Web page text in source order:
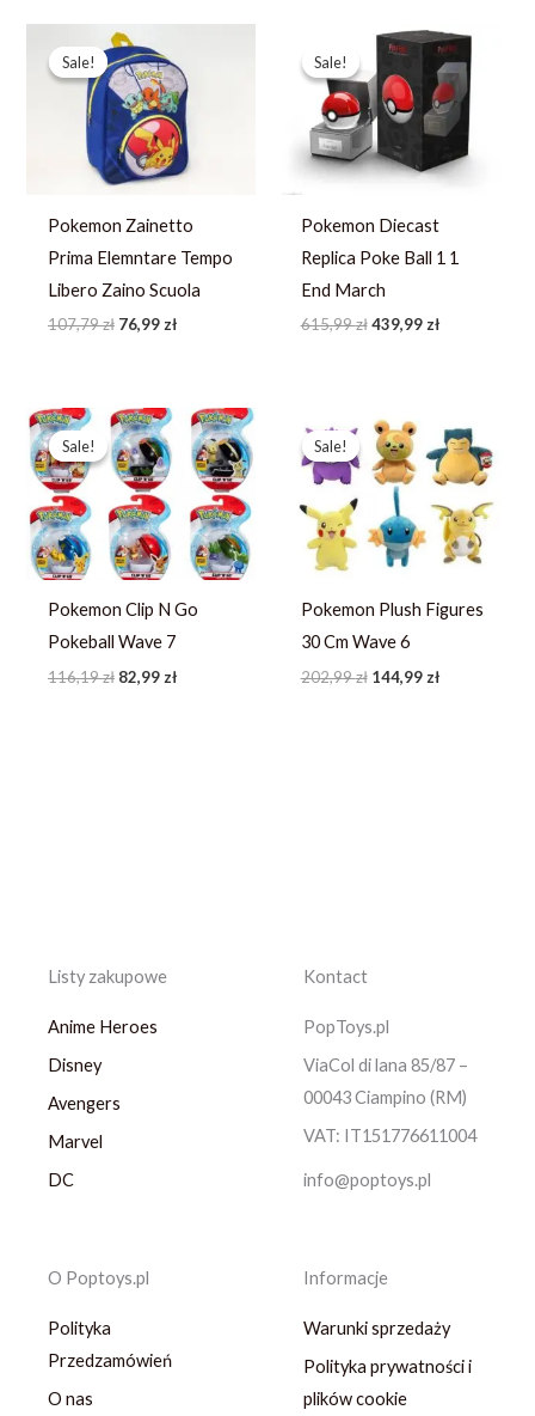
Sale!
Sale!
Pokemon Zainetto
Prima Elemntare Tempo
Libero Zaino Scuola
107,79zł
Pierwotna
cena
wynosiła:
107,79 zł.
76,99zł
wynosi:
76,99 zł.
Sale!
Sale!
Pokemon Diecast
Replica Poke Ball 1 1
End March
615,99zł
Pierwotna
cena
wynosiła:
615,99 zł.
439,99zł
Aktualna
cena
wynosi:
439,99 zł.
Sale!
Sale!
Pokemon Clip N Go
Pokeball Wave 7
116,19zł
Pierwotna
cena
wynosiła:
116,19 zł.
82,99 zł
Aktualna
cena
wynosi:
82,99 zł.
Sale!
Sale!
Pokemon Plush Figures
30 Cm Wave 6
202,99zł
Pierwotna
cena
wynosiła:
202,99 zł.
144,99 zł
cena
wynosi:
144,99 zł.
Listy zakupowe
Anime Heroes
Disney
Avengers
Marvel
DC
Kontact
PopToys.pl
ViaCol di lana 85/87 –
00043 Ciampino (RM)
VAT: IT151776611004
info@poptoys.pl
O Poptoys.pl
Polityka
Przedzamówień
O nas
Informacje
Warunki sprzedaży
Polityka prywatności i
plików cookie